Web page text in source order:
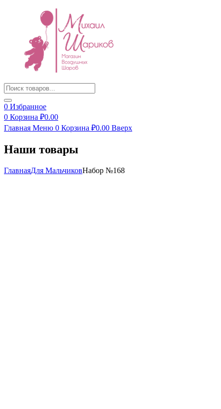
Products
search
0 Избранное
0 Корзина ₽0.00
Главная Меню 0 Корзина ₽0.00 Вверх
Наши товары
ГлавнаяДля МальчиковНабор №168